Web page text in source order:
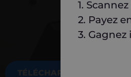
TÉLÉCHARGEZ
1.
2. Payez
3.